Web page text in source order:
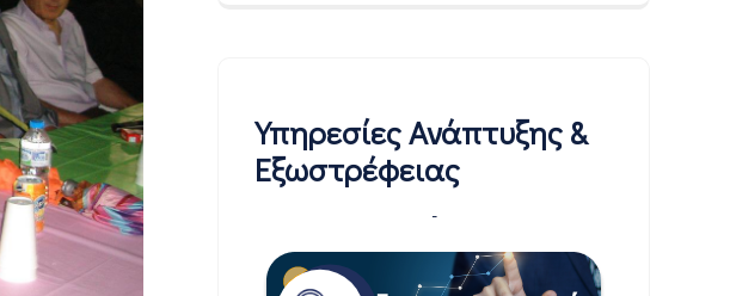
Υπηρεσίες Ανάπτυξης &
Εξωστρέφειας
-